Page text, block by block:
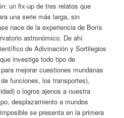
un fix-up de tres relatos que
una serie más larga, sin
nace de la experiencia de Borís
astronómico. De ahí
de Adivinación y Sortilegios
investiga todo tipo de
mejorar cuestiones mundanas
funciones, los transportes),
o logros ajenos a nuestra
desplazamiento a mundos
se presenta en la primera